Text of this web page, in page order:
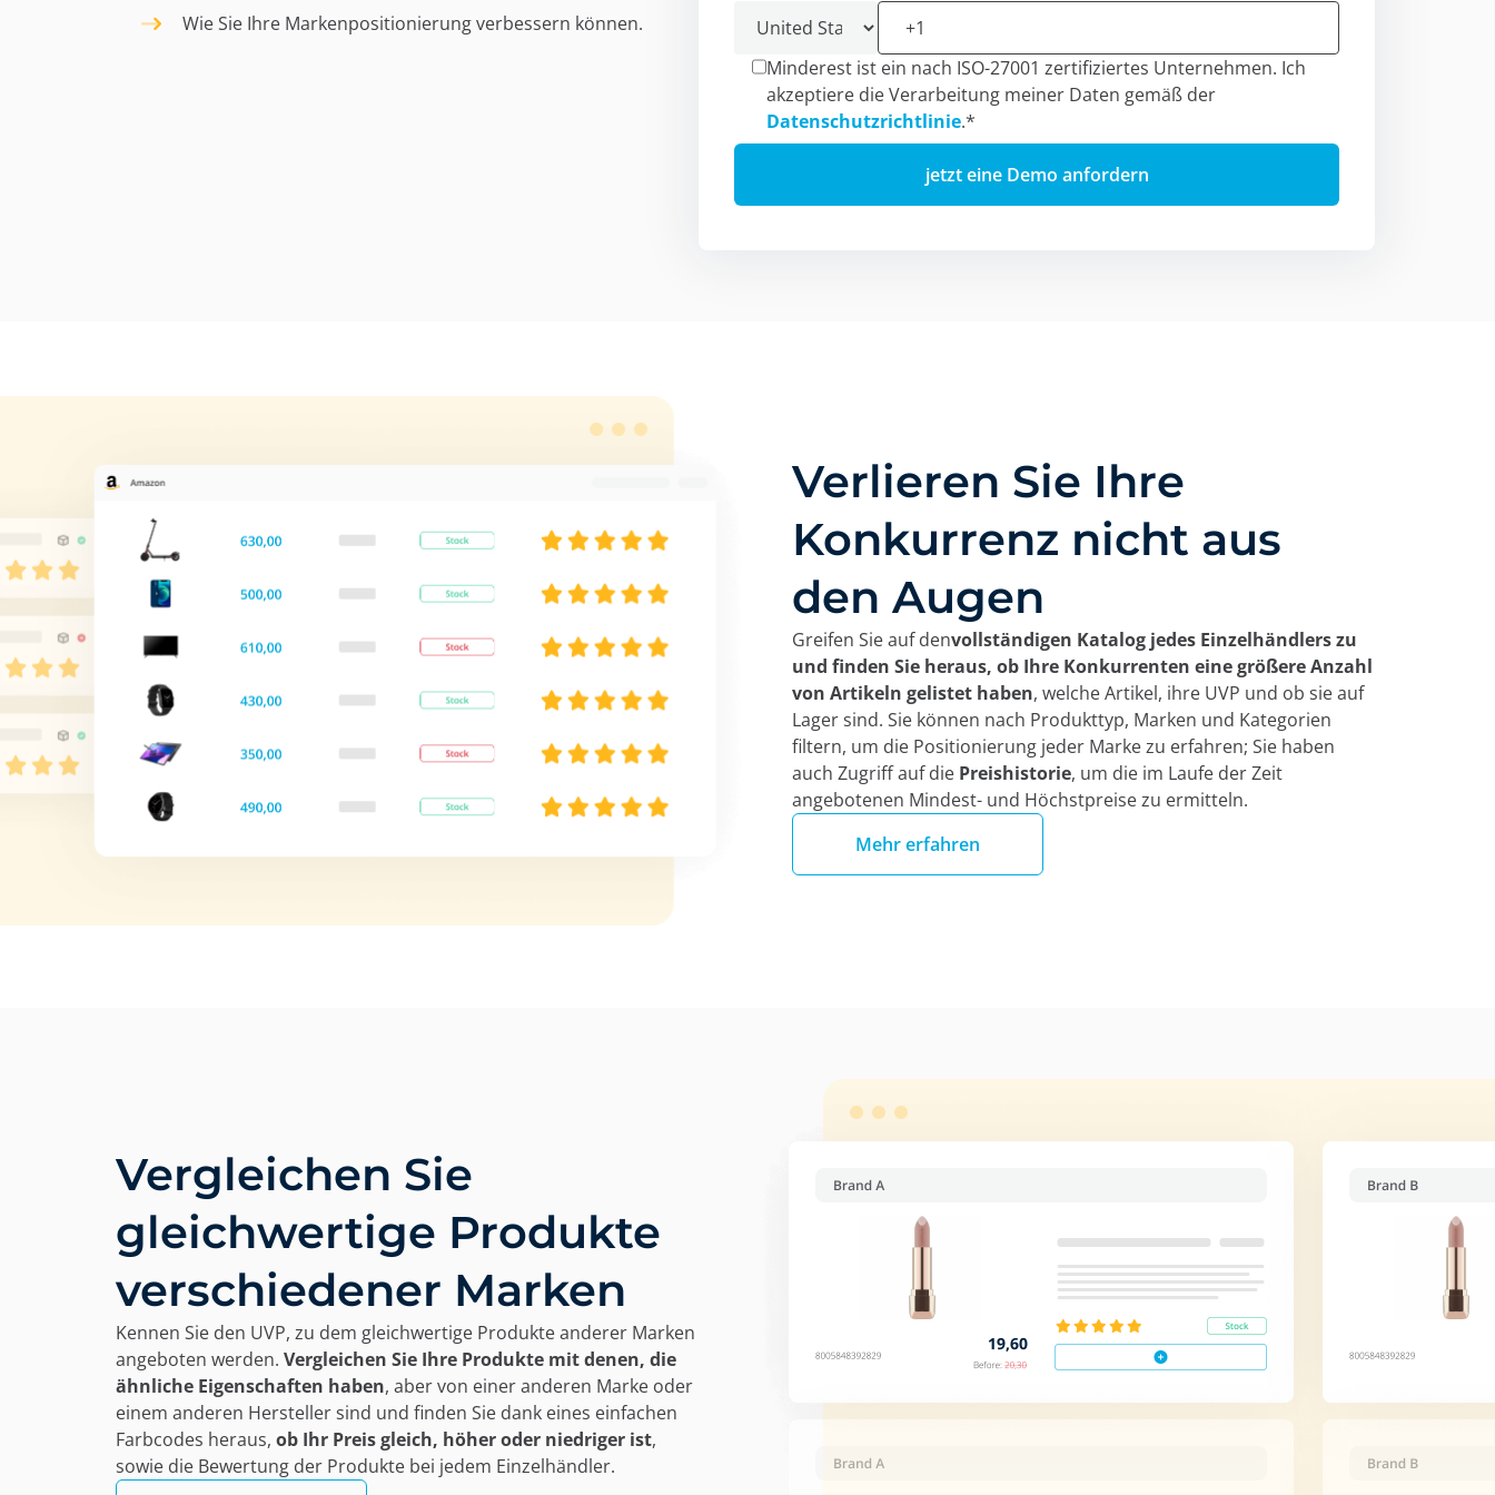
Wie Sie Ihre Markenpositionierung verbessern können.
Minderest ist ein nach ISO-27001 zertifiziertes Unternehmen. Ich
akzeptiere die Verarbeitung meiner Daten gemäß der
Datenschutzrichtlinie.*
Verlieren Sie Ihre
Konkurrenz nicht aus
den Augen
Greifen Sie auf denvollständigen Katalog jedes Einzelhändlers zu
und finden Sie heraus, ob Ihre Konkurrenten eine größere Anzahl
von Artikeln gelistet haben, welche Artikel, ihre UVP und ob sie auf
Lager sind. Sie können nach Produkttyp, Marken und Kategorien
filtern, um die Positionierung jeder Marke zu erfahren; Sie haben
auch Zugriff auf die Preishistorie, um die im Laufe der Zeit
angebotenen Mindest- und Höchstpreise zu ermitteln.
Mehr erfahren
Vergleichen Sie
gleichwertige Produkte
verschiedener Marken
Kennen Sie den UVP, zu dem gleichwertige Produkte anderer Marken
angeboten werden. Vergleichen Sie Ihre Produkte mit denen, die
ähnliche Eigenschaften haben, aber von einer anderen Marke oder
einem anderen Hersteller sind und finden Sie dank eines einfachen
Farbcodes heraus, ob Ihr Preis gleich, höher oder niedriger ist,
sowie die Bewertung der Produkte bei jedem Einzelhändler.